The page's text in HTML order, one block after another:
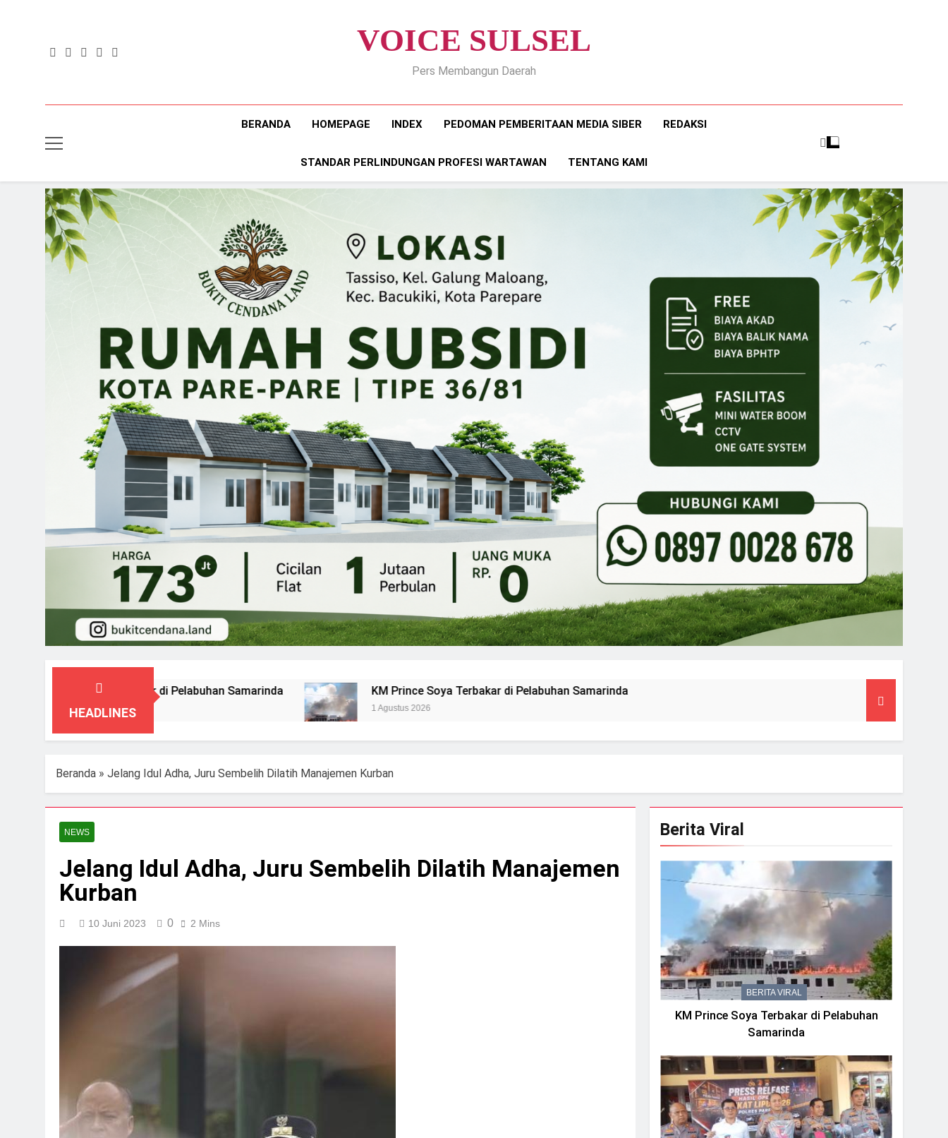
VOICE SULSEL
Pers Membangun Daerah
BERANDA HOMEPAGE INDEX PEDOMAN PEMBERITAAN MEDIA SIBER REDAKSI
STANDAR PERLINDUNGAN PROFESI WARTAWAN TENTANG KAMI
HEADLINES
Prince Soya Terbakar di Pelabuhan Samarinda KM Prince Soya Terbakar di Pelabuhan Samarinda
1 Agustus 2026
Beranda » Jelang Idul Adha, Juru Sembelih Dilatih Manajemen Kurban
NEWS
Jelang Idul Adha, Juru Sembelih Dilatih Manajemen
Kurban
10 Juni 2023 0 2 Mins
Berita Viral
BERITA VIRAL
KM Prince Soya Terbakar di Pelabuhan
Samarinda